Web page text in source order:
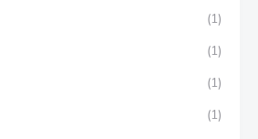
(1)
(1)
(1)
(1)